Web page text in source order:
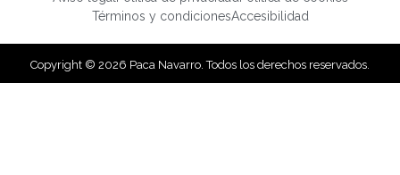
Términos y condicionesAccesibilidad
Copyright © 2026 Paca Navarro. Todos los derechos reservados.